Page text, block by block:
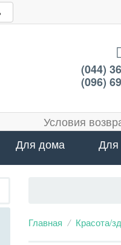
(044)
(096)
Условия
Для дома Для
Главная Красота/